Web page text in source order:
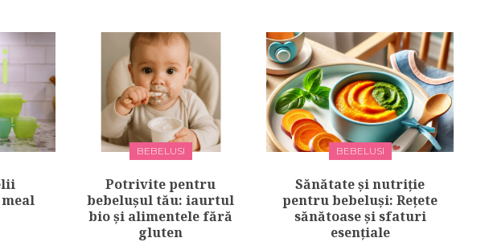
BEBELUSI
Potrivite pentru
bebelușul tău: iaurtul
bio și alimentele fără
gluten
BEBELUSI
Sănătate și nutriție
pentru bebeluși: Rețete
sănătoase și sfaturi
esențiale